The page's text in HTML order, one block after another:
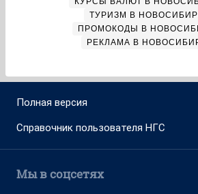
ТУРИЗМ В
ПРОМОКОДЫ В
РЕКЛАМА В
Полная версия
Справочник пользователя НГС
Мы в соцсетях